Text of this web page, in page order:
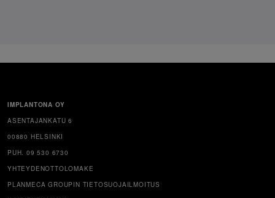
IMPLANTONA OY
ASENTAJANKATU 6
00880 HELSINKI
PUH. 09 530 6730
YHTEYDENOTTOLOMAKE
PLANMECA GROUPIN TIETOSUOJAILMOITUS